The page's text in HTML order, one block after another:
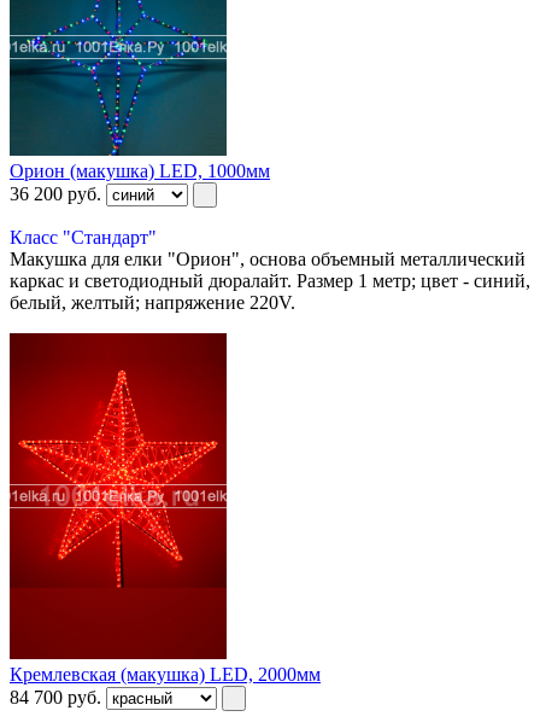
Орион (макушка) LED, 1000мм
36 200 руб.
Класс "Стандарт"
Макушка для елки "Орион", основа объемный металлический
каркас и светодиодный дюралайт. Размер 1 метр; цвет - синий,
белый, желтый; напряжение 220V.
Кремлевская (макушка) LED, 2000мм
84 700 руб.